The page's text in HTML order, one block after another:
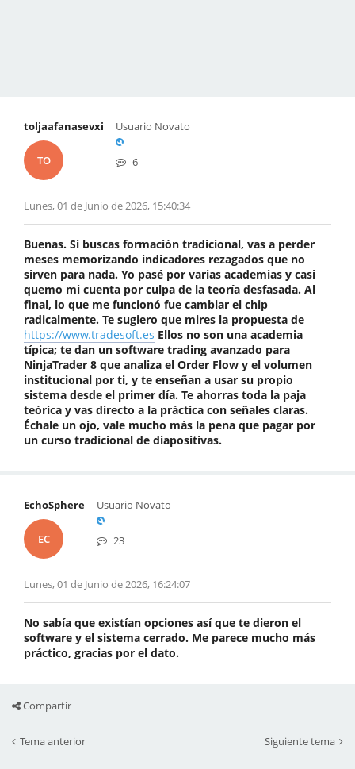
toljaafanasevxi
TO
Usuario Novato
6
Lunes, 01 de Junio de 2026, 15:40:34
Buenas. Si buscas formación tradicional, vas a perder
meses memorizando indicadores rezagados que no
sirven para nada. Yo pasé por varias academias y casi
quemo mi cuenta por culpa de la teoría desfasada. Al
final, lo que me funcionó fue cambiar el chip
radicalmente. Te sugiero que mires la propuesta de
https://www.tradesoft.es Ellos no son una academia
típica; te dan un software trading avanzado para
NinjaTrader 8 que analiza el Order Flow y el volumen
institucional por ti, y te enseñan a usar su propio
sistema desde el primer día. Te ahorras toda la paja
teórica y vas directo a la práctica con señales claras.
Échale un ojo, vale mucho más la pena que pagar por
un curso tradicional de diapositivas.
EchoSphere
EC
Usuario Novato
23
Lunes, 01 de Junio de 2026, 16:24:07
No sabía que existían opciones así que te dieron el
software y el sistema cerrado. Me parece mucho más
práctico, gracias por el dato.
Compartir
Tema anterior Siguiente tema